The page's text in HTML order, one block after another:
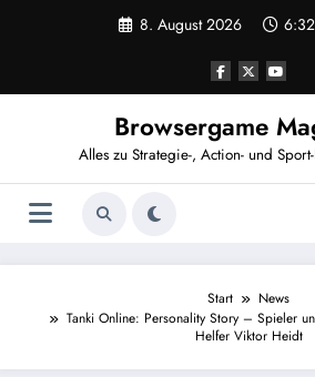
8. August 2026
Browsergame
Alles zu Strategie-, Action- und
Start
News
Tanki Online: Personality Story – Spieler
Helfer Viktor Heidt